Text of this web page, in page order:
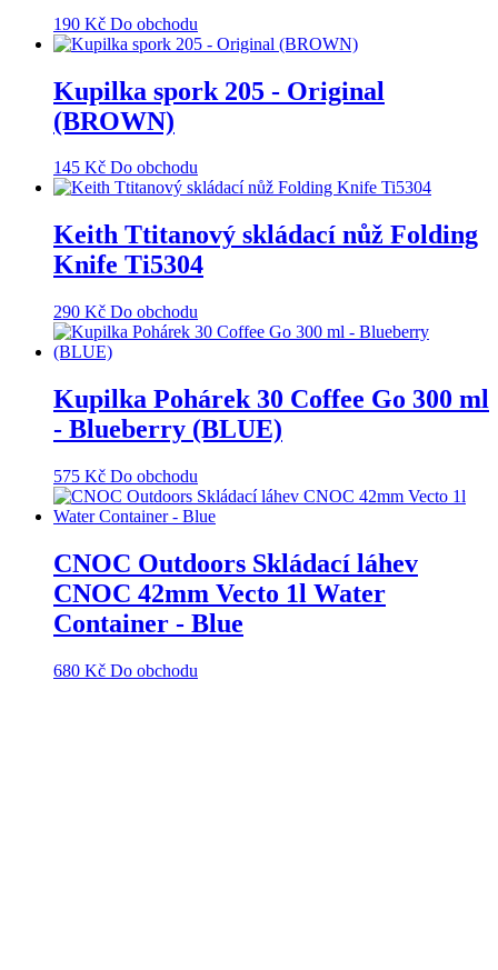
190 Kč Do obchodu
Kupilka spork 205 - Original
(BROWN)
145 Kč Do obchodu
Keith Ttitanový skládací nůž Folding
Knife Ti5304
290 Kč Do obchodu
Kupilka Pohárek 30 Coffee Go 300 ml
- Blueberry (BLUE)
575 Kč Do obchodu
CNOC Outdoors Skládací láhev
CNOC 42mm Vecto 1l Water
Container - Blue
680 Kč Do obchodu